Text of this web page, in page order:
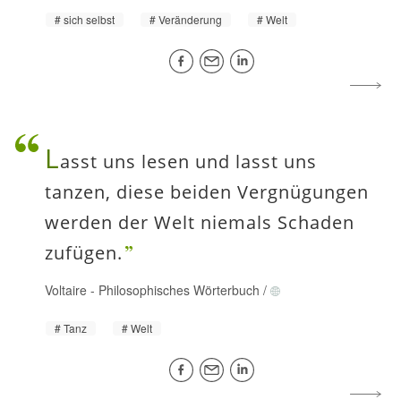
sich selbst Veränderung Welt
Lasst uns lesen und lasst uns
tanzen, diese beiden Vergnügungen
werden der Welt niemals Schaden
zufügen.
Voltaire - Philosophisches Wörterbuch /
Tanz Welt